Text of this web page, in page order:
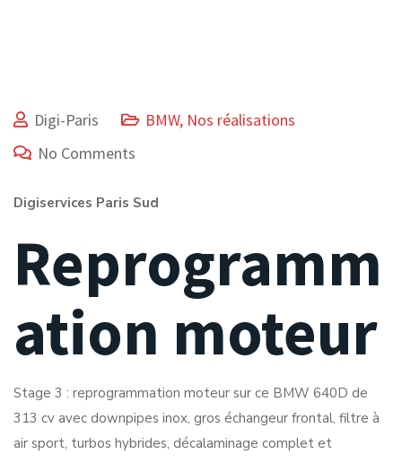
Digi-Paris BMW, Nos réalisations
No Comments
Digiservices Paris Sud
Reprogramm
ation moteur
Stage 3 : reprogrammation moteur sur ce BMW 640D de
313 cv avec downpipes inox, gros échangeur frontal, filtre à
air sport, turbos hybrides, décalaminage complet et